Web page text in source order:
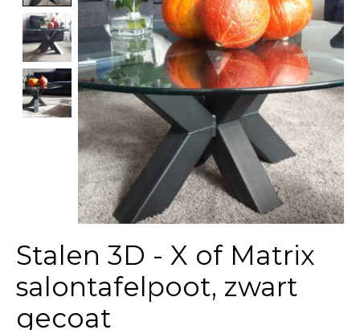
Stalen 3D - X of Matrix
salontafelpoot, zwart
gecoat